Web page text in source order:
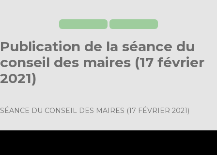
Publication de la séance du
conseil des maires (17 février
2021)
SÉANCE DU CONSEIL DES MAIRES (17 FÉVRIER 2021)